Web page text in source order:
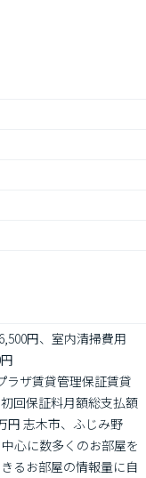
円、室内清掃費用
ラザ賃貸管理保証賃貸
回保証料月額総支払額
円 志木市、ふじみ野
心に数多くのお部屋を
るお部屋の情報量に自